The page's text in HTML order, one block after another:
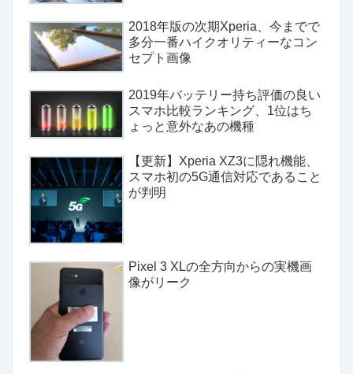
2018年版の次期Xperia、今までで
多分一番ハイクオリティーなコン
セプト画像
2019年バッテリー持ち評価の良い
スマホ比較ランキング、1位はち
ょっと意外なあの機種
【更新】Xperia XZ3に隠れ機能、
スマホ初の5G通信対応であること
が判明
Pixel 3 XLの全方向からの実機画
像がリーク